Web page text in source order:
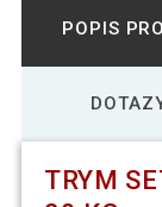
POPIS
TRYM